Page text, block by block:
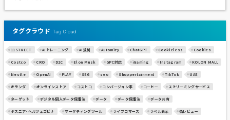
タグクラウド Tag Cloud
11STREET AIトレーニング AI規制 Automizy ChatGPT Cookieless Cookies
Costco CRO D2C Elon Musk GPC対応 iGaming Instagram KOLON MALL
Nestle OpenAI PLAY SEG seo Shoppertainment TikTok UAE
オランダ オンラインストア コストコ コンバージョン率 コーヒー ストリーミングサービス
ターゲット デジタル個人データ保護法 データ データ保護法 データ共有
ボスニア・ヘルツェゴビナ マーケティングツール ライブコマース ラベル表示 偽レビュー